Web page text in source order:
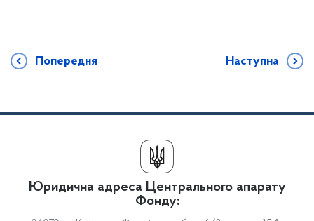
Попередня Наступна
Юридична адреса Центрального апарату
Фонду: